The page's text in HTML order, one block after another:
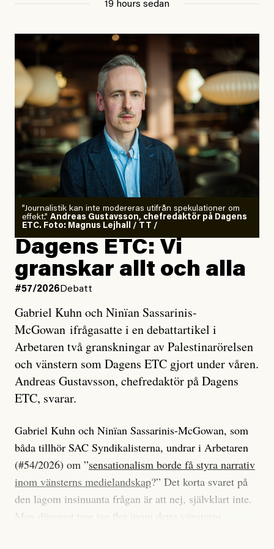
19 hours sedan
”Journalistik kan inte modereras utifrån spekulationer om
effekt.” Andreas Gustavsson, chefredaktör på Dagens
ETC. Foto: Magnus Lejhall / TT /
Dagens ETC: Vi
granskar allt och alla
#57/2026 Debatt
Gabriel Kuhn och Ninïan Sassarinis-
McGowan ifrågasatte i en debattartikel i
Arbetaren två granskningar av Palestinarörelsen
och vänstern som Dagens ETC gjort under våren.
Andreas Gustavsson, chefredaktör på Dagens
ETC, svarar.
Gabriel Kuhn och Ninïan Sassarinis-McGowan, som
båda tillhör SAC Syndikalisterna, undrar i Arbetaren
(#54/2026) om ”sensationalism borde få styra narrativ
inom vänsterns medielandskap?” Det korta svaret på
den lagom insinuanta frågan är att nej, självklart inte.
Men däremot tror jag fler inom detta vänsterns